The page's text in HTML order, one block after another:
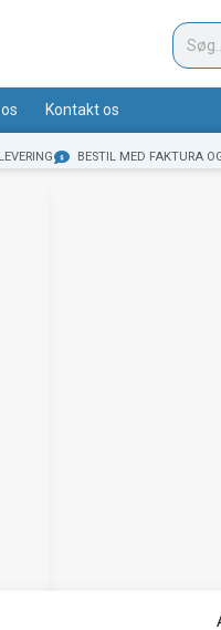
Søg
Kontakt os
BESTIL MED FAKTURA